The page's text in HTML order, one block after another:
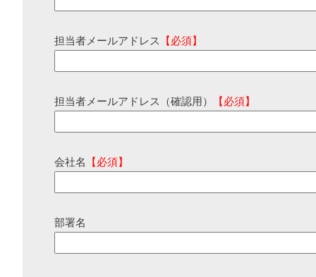
担当者メールアドレス 【必須】
担当者メールアドレス（確認用） 【必須】
会社名 【必須】
部署名